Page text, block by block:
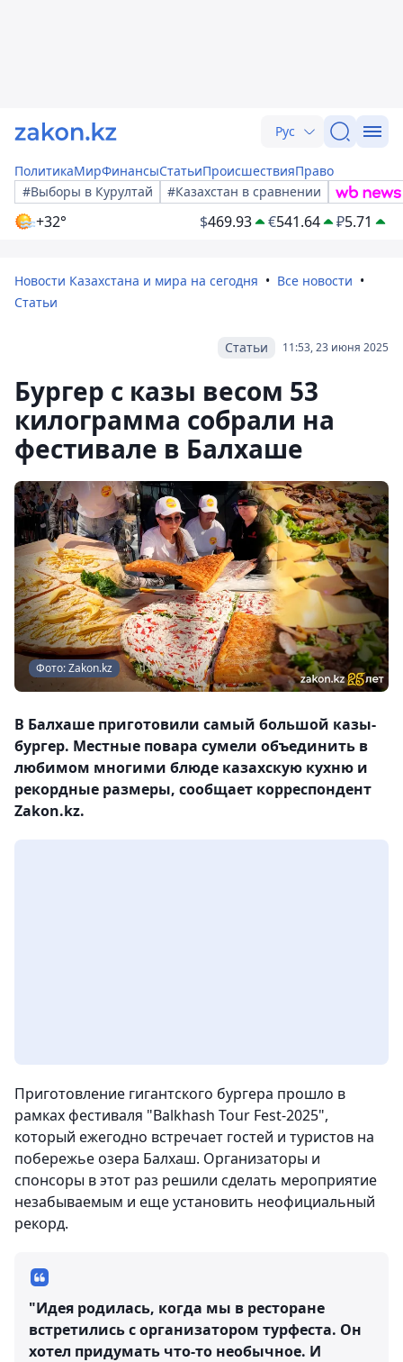
Рус
ПолитикаМирФинансыСтатьиПроисшествияПраво
#Выборы в Курултай
#Казахстан в сравнении
+32° $469.93 €541.64 ₽5.71
Новости Казахстана и мира на сегодня
Все новости
Статьи
11:53, 23 июня 2025
Статьи
Бургер с казы весом 53
килограмма собрали на
фестивале в Балхаше
Фото: Zakon.kz
В Балхаше приготовили самый большой казы-
бургер. Местные повара сумели объединить в
любимом многими блюде казахскую кухню и
рекордные размеры, сообщает корреспондент
Zakon.kz.
Приготовление гигантского бургера прошло в
рамках фестиваля "Balkhash Tour Fest-2025",
который ежегодно встречает гостей и туристов на
побережье озера Балхаш. Организаторы и
спонсоры в этот раз решили сделать мероприятие
незабываемым и еще установить неофициальный
рекорд.
"Идея родилась, когда мы в ресторане
встретились с организатором турфеста. Он
хотел придумать что-то необычное. И